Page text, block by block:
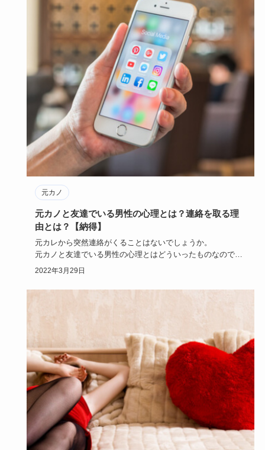
元カノ
元カノと友達でいる男性の心理とは？連絡を取る理
由とは？【納得】
元カレから突然連絡がくることはないでしょうか。
元カノと友達でいる男性の心理とはどういったものなのでし
ょう。
2022年3月29日